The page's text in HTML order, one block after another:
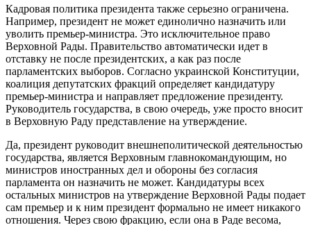
Кадровая политика президента также серьезно ограничена.
Например, президент не может единолично назначить или
уволить премьер-министра. Это исключительное право
Верховной Рады. Правительство автоматически идет в
отставку не после президентских, а как раз после
парламентских выборов. Согласно украинской Конституции,
коалиция депутатских фракций определяет кандидатуру
премьер-министра и направляет предложение президенту.
Руководитель государства, в свою очередь, уже просто вносит
в Верховную Раду представление на утверждение.
Да, президент руководит внешнеполитической деятельностью
государства, является Верховным главнокомандующим, но
министров иностранных дел и обороны без согласия
парламента он назначить не может. Кандидатуры всех
остальных министров на утверждение Верховной Рады подает
сам премьер и к ним президент формально не имеет никакого
отношения. Через свою фракцию, если она в Раде весома,